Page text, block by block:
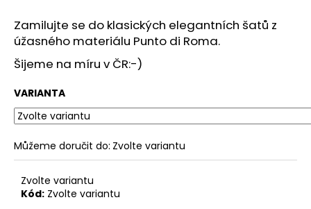
Zamilujte se do klasických elegantních šatů z
úžasného materiálu Punto di Roma.
Šijeme na míru v ČR:-)
VARIANTA
Můžeme doručit do: Zvolte variantu
Zvolte variantu
Kód: Zvolte variantu
u
j
e
m
KOŠILOVÉ
ELIZA
Z
POPELÍNU
4